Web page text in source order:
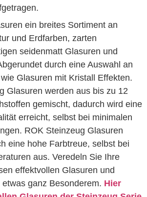
ein breites Sortiment an
und Erdfarben, zarten
seidenmatt Glasuren und
durch eine Auswahl an
Glasuren mit Kristall Effekten.
Glasuren werden aus bis zu 12
gemischt, dadurch wird eine
erreicht, selbst bei minimalen
ROK Steinzeug Glasuren
eine hohe Farbtreue, selbst bei
aus. Veredeln Sie Ihre
effektvollen Glasuren und
ganz Besonderem. Hier